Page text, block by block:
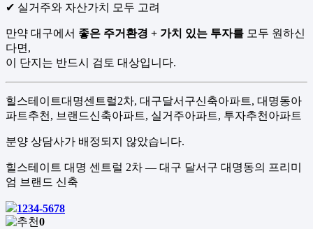
✔ 실거주와 자산가치 모두 고려
만약 대구에서 좋은 주거환경 + 가치 있는 투자를 모두 원하신
다면,
이 단지는 반드시 검토 대상입니다.
힐스테이트대명센트럴2차, 대구달서구신축아파트, 대명동아
파트추천, 브랜드신축아파트, 실거주아파트, 투자추천아파트
분양 상담사가 배정되지 않았습니다.
힐스테이트 대명 센트럴 2차 — 대구 달서구 대명동의 프리미
엄 브랜드 신축
1234-5678
0